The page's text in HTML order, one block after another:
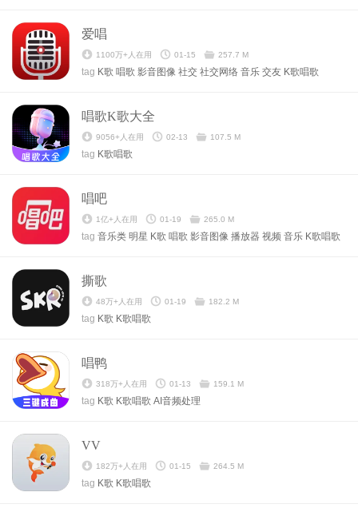
爱唱
1100万+人在用 01-15 257.7 M
tag K歌 唱歌 影音图像 社交 社交网络 音乐 交友 K歌唱歌
唱歌K歌大全
9056+人在用 02-13 107.5 M
tag K歌唱歌
唱吧
1亿+人在用 01-19 265.0 M
tag 音乐类 明星 K歌 唱歌 影音图像 播放器 视频 音乐 K歌唱歌
撕歌
48万+人在用 01-19 182.2 M
tag K歌 K歌唱歌
唱鸭
318万+人在用 01-13 159.1 M
tag K歌 K歌唱歌 AI音频处理
VV
182万+人在用 01-15 264.5 M
tag K歌 K歌唱歌